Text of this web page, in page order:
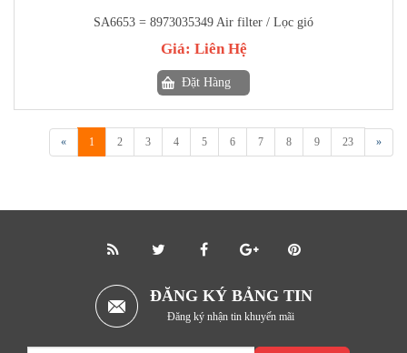
SA6653 = 8973035349 Air filter / Lọc gió
Giá: Liên Hệ
Đặt Hàng
« 1 2 3 4 5 6 7 8 9 23 »
ĐĂNG KÝ BẢNG TIN
Đăng ký nhận tin khuyến mãi